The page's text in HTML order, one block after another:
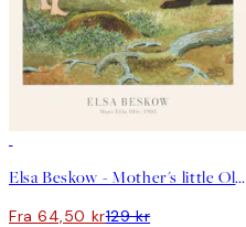
Elsa Beskow - Mother's little Olle Plakat
Fra 64,50 kr129 kr